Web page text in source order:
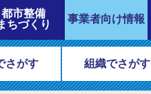
都市整備
ちづくり
事業者向け情報
さがす 組織でさがす